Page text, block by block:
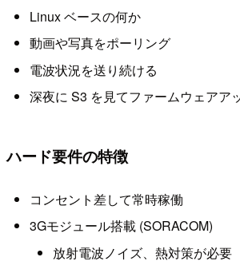
Linux ベースの何か
動画や写真をポーリング
電波状況を送り続ける
深夜に S3 を見てファームウェアア
ハード要件の特徴
コンセント差して常時稼働
3Gモジュール搭載 (SORACOM)
放射電波ノイズ、熱対策が必要